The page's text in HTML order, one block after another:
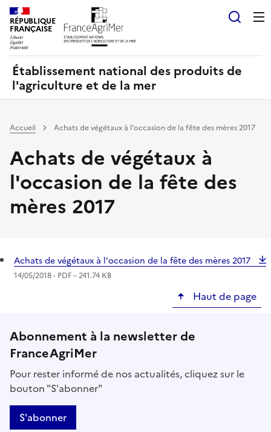
RÉPUBLIQUE
FRANÇAISE
Établissement national des produits de
l'agriculture et de la mer
Accueil Achats de végétaux à l'occasion de la fête des mères 2017
Achats de végétaux à
l'occasion de la fête des
mères 2017
Achats de végétaux à l'occasion de la fête des mères 2017
14/05/2018 - PDF– 241.74 KB
Haut de page
Abonnement à la newsletter de
FranceAgriMer
Pour rester informé de nos actualités, cliquez sur le
bouton "S'abonner"
S'abonner
Panneau de gestion des cookies